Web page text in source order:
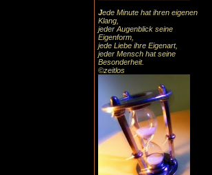
Jede Minute hat ihren eigenen
Klang,
jeder Augenblick seine
Eigenform,
jede Liebe ihre Eigenart,
jeder Mensch hat seine
Besonderheit.
©zeitlos